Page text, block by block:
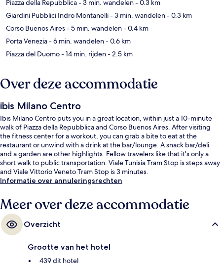
Piazza della Repubblica- 3 min. wandelen- 0.3 km
Giardini Pubblici Indro Montanelli- 3 min. wandelen- 0.3 km
Corso Buenos Aires- 5 min. wandelen- 0.4 km
Porta Venezia- 6 min. wandelen- 0.6 km
Piazza del Duomo- 14 min. rijden- 2.5 km
Over deze accommodatie
ibis Milano Centro
Ibis Milano Centro puts you in a great location, within just a 10-minute
walk of Piazza della Repubblica and Corso Buenos Aires. After visiting
the fitness center for a workout, you can grab a bite to eat at the
restaurant or unwind with a drink at the bar/lounge. A snack bar/deli
and a garden are other highlights. Fellow travelers like that it's only a
short walk to public transportation: Viale Tunisia Tram Stop is steps away
and Viale Vittorio Veneto Tram Stop is 3 minutes.
Informatie over annuleringsrechten
Meer over deze accommodatie
Overzicht
Grootte van het hotel
439 dit hotel